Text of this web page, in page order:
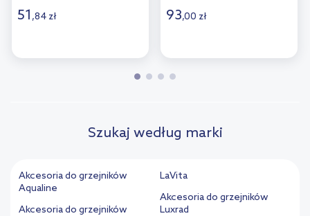
51 ,84 zł 93,00 zł
Szukaj według marki
Akcesoria do grzejników
Aqualine
Akcesoria do grzejników
LaVita
Akcesoria do grzejników
Luxrad